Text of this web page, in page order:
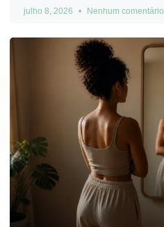
julho 8, 2026 Nenhum comentário